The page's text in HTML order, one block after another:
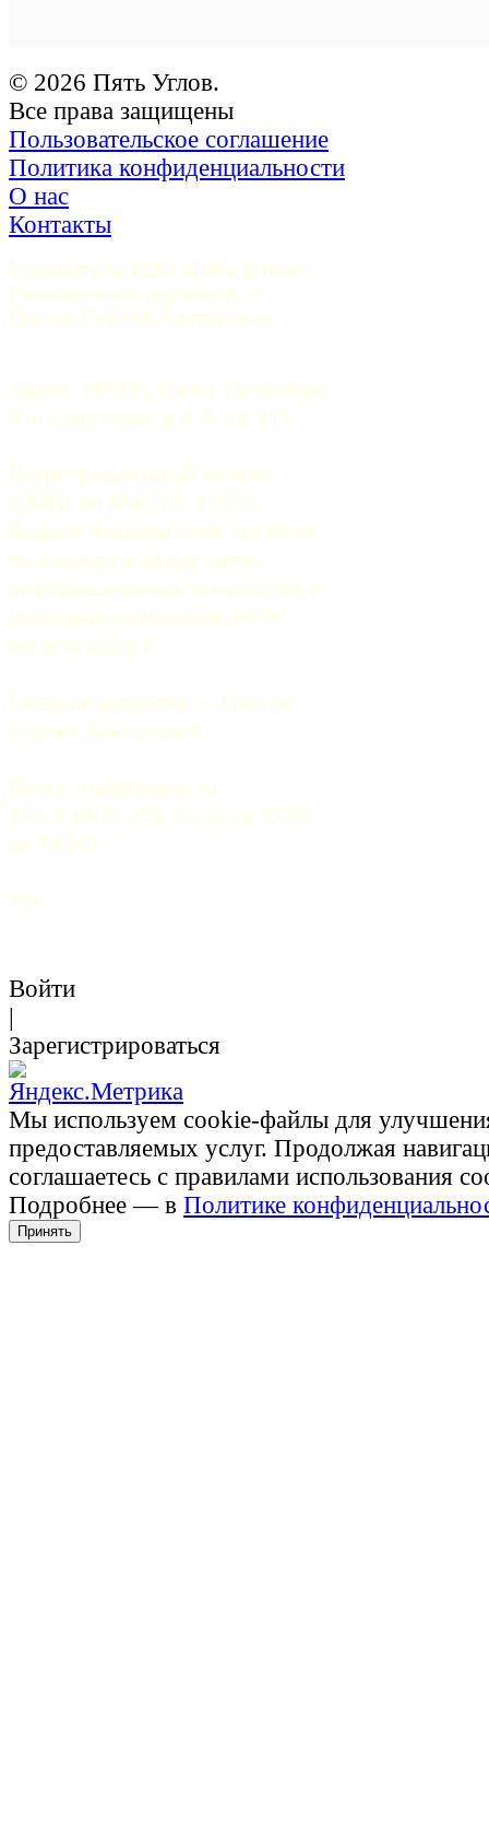
© 2026 Пять Углов.
Все права защищены
Пользовательское соглашение
Политика конфиденциальности
О нас
Контакты
Учредитель ООО «Пять углов».
Генеральный директор —
Грачев Сергей Викторович
Адрес: 191015, Санкт-Петербург,
9-я Советская, д.4-6, оф.415
Регистрационный номер
СМИ: Эл №ФС77-37070.
Выдано Федеральной службой
по надзору в сфере связи,
информационных технологий и
массовых коммуникаций 06
августа 2009 г.
Главный редактор — Грачев
Сергей Викторович.
Почта: mail@5uglov.ru
Тел. 8 (812) 274-35-25 (c 12.00
до 18.00)
12+
Войти
|
Зарегистрироваться
Мы используем cookie-файлы для
предоставляемых услуг. Продолжая
соглашаетесь с правилами использования
Подробнее — в Политике
Принять